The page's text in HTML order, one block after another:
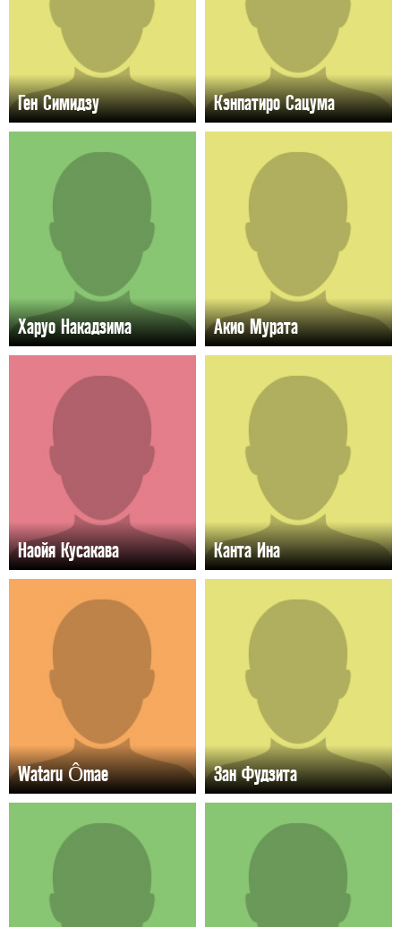
Ген Симидзу Кэнпатиро Сацума
Харуо Накадзима Акио Мурата
Наойя Кусакава Канта Ина
Wataru Ômae Зан Фудзита